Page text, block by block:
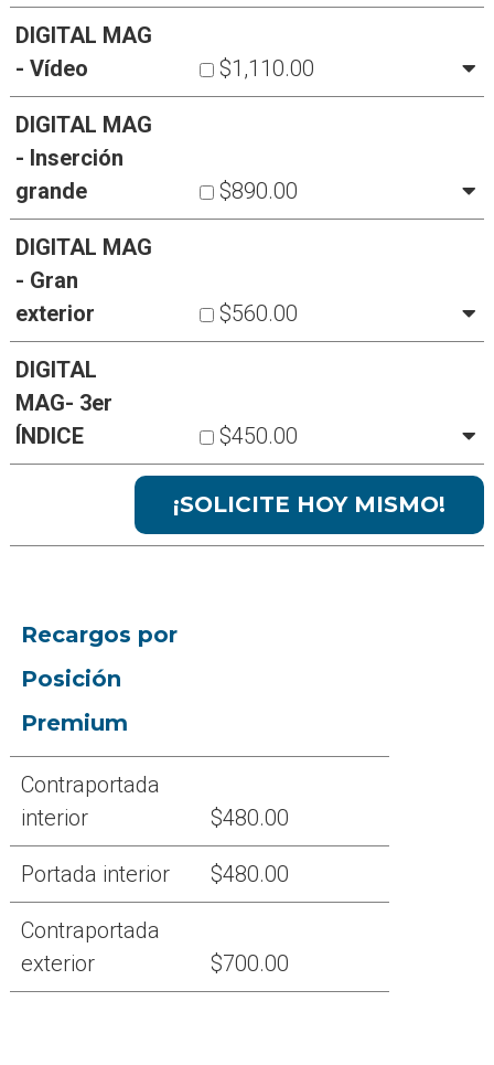
DIGITAL MAG
- Vídeo
$1,110.00
DIGITAL MAG
- Inserción
grande
$890.00
DIGITAL MAG
- Gran
exterior
$560.00
DIGITAL
MAG- 3er
ÍNDICE
$450.00
Recargos por
Posición
Premium
Contraportada
interior
$480.00
Portada interior $480.00
Contraportada
exterior
$700.00